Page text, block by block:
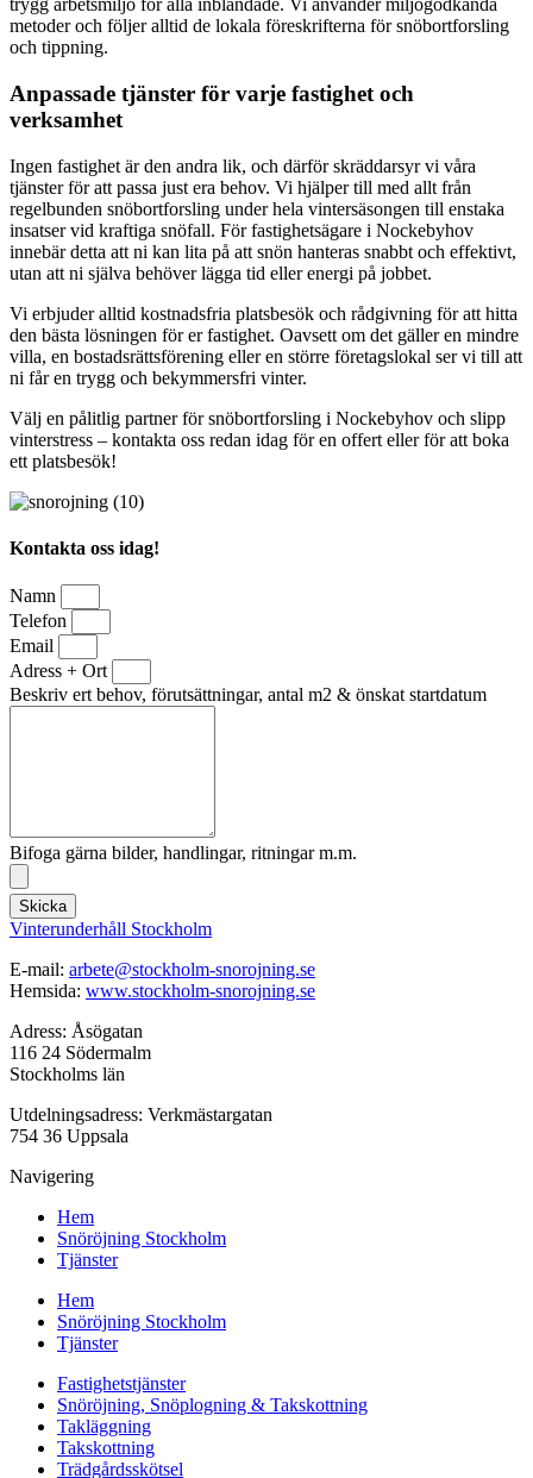
trygg arbetsmiljö för alla inblandade. Vi använder miljögodkända
metoder och följer alltid de lokala föreskrifterna för snöbortforsling
och tippning.
Anpassade tjänster för varje fastighet och
verksamhet
Ingen fastighet är den andra lik, och därför skräddarsyr vi våra
tjänster för att passa just era behov. Vi hjälper till med allt från
regelbunden snöbortforsling under hela vintersäsongen till enstaka
insatser vid kraftiga snöfall. För fastighetsägare i Nockebyhov
innebär detta att ni kan lita på att snön hanteras snabbt och effektivt,
utan att ni själva behöver lägga tid eller energi på jobbet.
Vi erbjuder alltid kostnadsfria platsbesök och rådgivning för att hitta
den bästa lösningen för er fastighet. Oavsett om det gäller en mindre
villa, en bostadsrättsförening eller en större företagslokal ser vi till att
ni får en trygg och bekymmersfri vinter.
Välj en pålitlig partner för snöbortforsling i Nockebyhov och slipp
vinterstress – kontakta oss redan idag för en offert eller för att boka
ett platsbesök!
Kontakta oss idag!
Namn
Telefon
Email
Adress + Ort
Beskriv ert behov, förutsättningar, antal m2 & önskat startdatum
Bifoga gärna bilder, handlingar, ritningar m.m.
Skicka
Vinterunderhåll Stockholm
E-mail: arbete@stockholm-snorojning.se
Hemsida: www.stockholm-snorojning.se
Adress: Åsögatan
116 24 Södermalm
Stockholms län
Utdelningsadress: Verkmästargatan
754 36 Uppsala
Navigering
Hem
Snöröjning Stockholm
Tjänster
Hem
Snöröjning Stockholm
Tjänster
Fastighetstjänster
Snöröjning, Snöplogning & Takskottning
Takläggning
Takskottning
Trädgårdsskötsel